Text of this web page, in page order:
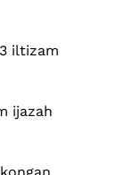
iltizam
ijazah